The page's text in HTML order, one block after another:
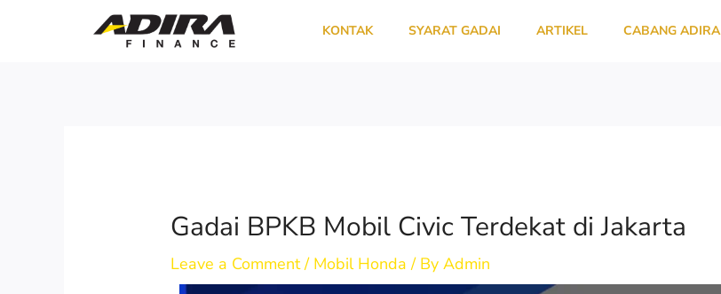
KONTAK SYARAT GADAI ARTIKEL CABANG ADIRA
Gadai BPKB Mobil Civic Terdekat di Jakarta
Leave a Comment / Mobil Honda / ByAdmin